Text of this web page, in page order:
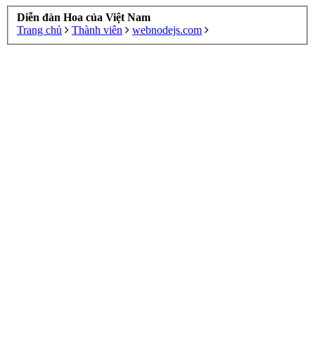
Diễn đàn Hoa của Việt Nam
Trang chủ
Thành viên webnodejs.com